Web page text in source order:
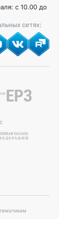
с 10.00 до
сетях: